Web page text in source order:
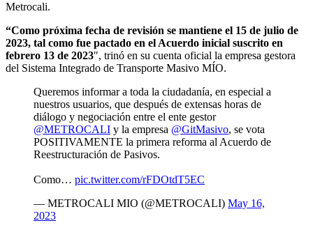
Metrocali.
“Como próxima fecha de revisión se mantiene el 15 de julio de
2023, tal como fue pactado en el Acuerdo inicial suscrito en
febrero 13 de 2023″, trinó en su cuenta oficial la empresa gestora
del Sistema Integrado de Transporte Masivo MÍO.
Queremos informar a toda la ciudadanía, en especial a
nuestros usuarios, que después de extensas horas de
diálogo y negociación entre el ente gestor
@METROCALI y la empresa @GitMasivo, se vota
POSITIVAMENTE la primera reforma al Acuerdo de
Reestructuración de Pasivos.
Como… pic.twitter.com/rFDOtdT5EC
— METROCALI MIO (@METROCALI) May 16,
2023